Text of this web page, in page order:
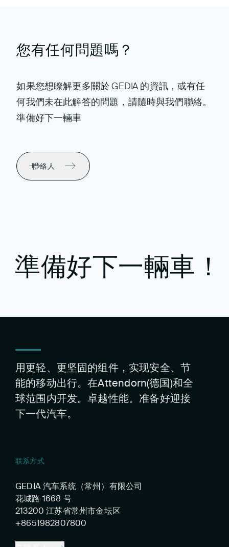
您有任何問題嗎？
如果您想瞭解更多關於 GEDIA 的資訊，或有任
何我們未在此解答的問題，請隨時與我們聯絡。
準備好下一輛車
聯絡人
準備好下一輛車！
用更轻、更坚固的组件，实现安全、节
能的移动出行。在Attendorn(德国)和全
球范围内开发。卓越性能。准备好迎接
下一代汽车。
联系方式
GEDIA 汽车系统（常州）有限公司
花城路 1668 号
213200 江苏省常州市金坛区
+8651982807800